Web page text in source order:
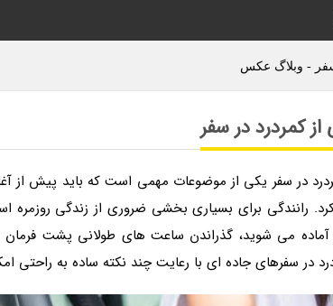
در سفر یکی از موضوعات مهمی است که باید پیش از
رانندگی برای بسیاری بخشی ضروری از زندگی
آماده می شوید، گذراندن ساعت های طولانی پشت
در سفرهای جاده ای با رعایت چند نکته ساده به راحتی